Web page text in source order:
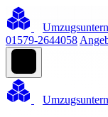
01579-2644058